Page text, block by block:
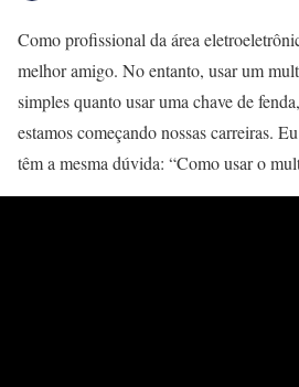
Como profissional da área
melhor amigo. No entanto, usar um
simples quanto usar uma chave de
estamos começando nossas carreiras.
têm a mesma dúvida: “Como usar o